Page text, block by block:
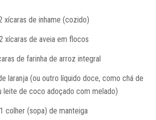
xícaras de inhame (cozido)
xícaras de aveia em flocos
de farinha de arroz integral
laranja (ou outro líquido doce, como chá de
leite de coco adoçado com melado)
1 colher (sopa) de manteiga